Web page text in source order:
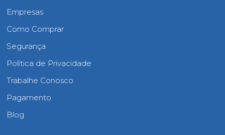
Empresas
Como Comprar
Segurança
Política de Privacidade
Trabalhe Conosco
Pagamento
Blog